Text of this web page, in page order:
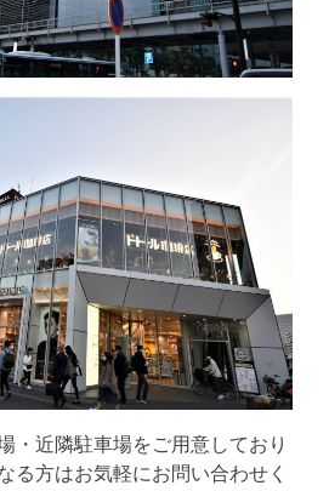
・近隣駐車場をご用意しており
る方はお気軽にお問い合わせく